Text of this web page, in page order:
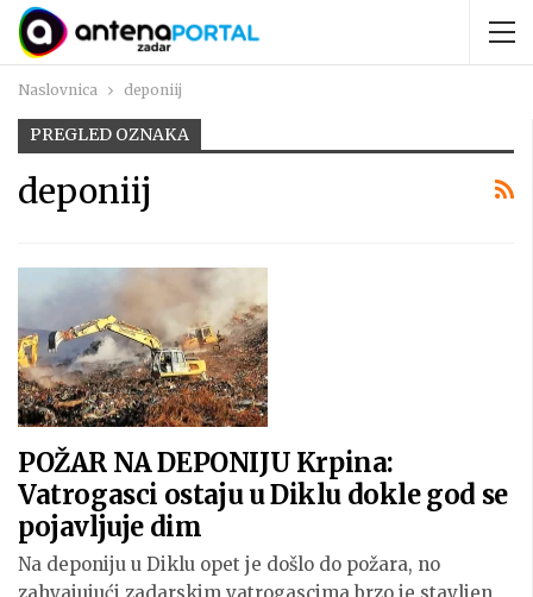
Naslovnica deponiij
PREGLED OZNAKA
deponiij
POŽAR NA DEPONIJU Krpina:
Vatrogasci ostaju u Diklu dokle god se
pojavljuje dim
Na deponiju u Diklu opet je došlo do požara, no